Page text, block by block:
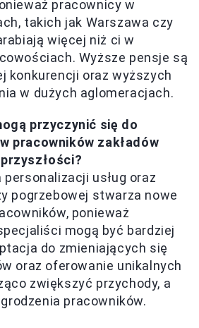
pracownicy w
takich jak Warszawa czy
więcej niż ci w
Wyższe pensje są
konkurencji oraz wyższych
w dużych aglomeracjach.
przyczynić się do
pracowników zakładów
usług oraz
pogrzebowej stwarza nowe
ponieważ
mogą być bardziej
do zmieniających się
oraz oferowanie unikalnych
zwiększyć przychody, a
pracowników.